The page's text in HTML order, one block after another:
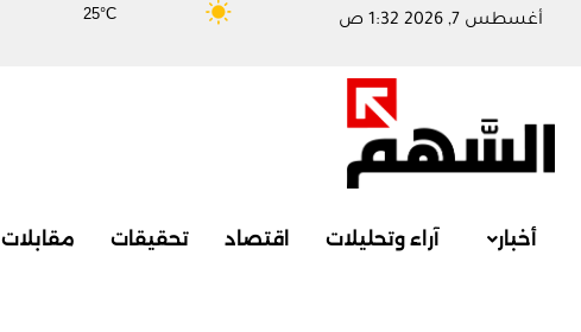
25°C أغسطس 7, 2026 1:32 ص
أخبار آراء وتحليلات اقتصاد تحقيقات مقابلات